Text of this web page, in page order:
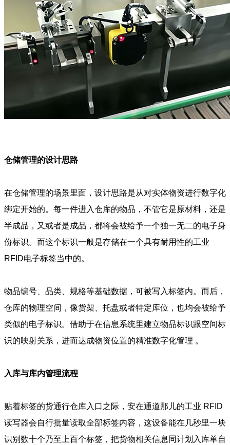
仓储管理的设计思路
在仓储管理的场景里面，设计思路是从对实体物资进行数字化
绑定开始的。每一件进入仓库的物品，不管它是原材料，还是
半成品，又或者是成品，都将会被给予一个独一无二的电子身
份标识。而这个标识一般是存储在一个具有耐用性的工业
RFID电子标签当中的。
物品编号、品类、规格等基础数据，可被写入标签内。而后，
仓库的物理空间，像货架、托盘或者特定库位，也均会被给予
类似的电子标识。借助于在信息系统里建立物品标识跟空间标
识的映射关系，进而达成物资位置的精准数字化管理 。
入库与库内管理流程
贴着标签的货通行仓库入口之际，安在通道那儿的工业 RFID
读写器会自行批量读取全部标签内容，这设备能在几秒里一块
识别数十个乃至上百个标签，把货物相关信息同计划入库单自